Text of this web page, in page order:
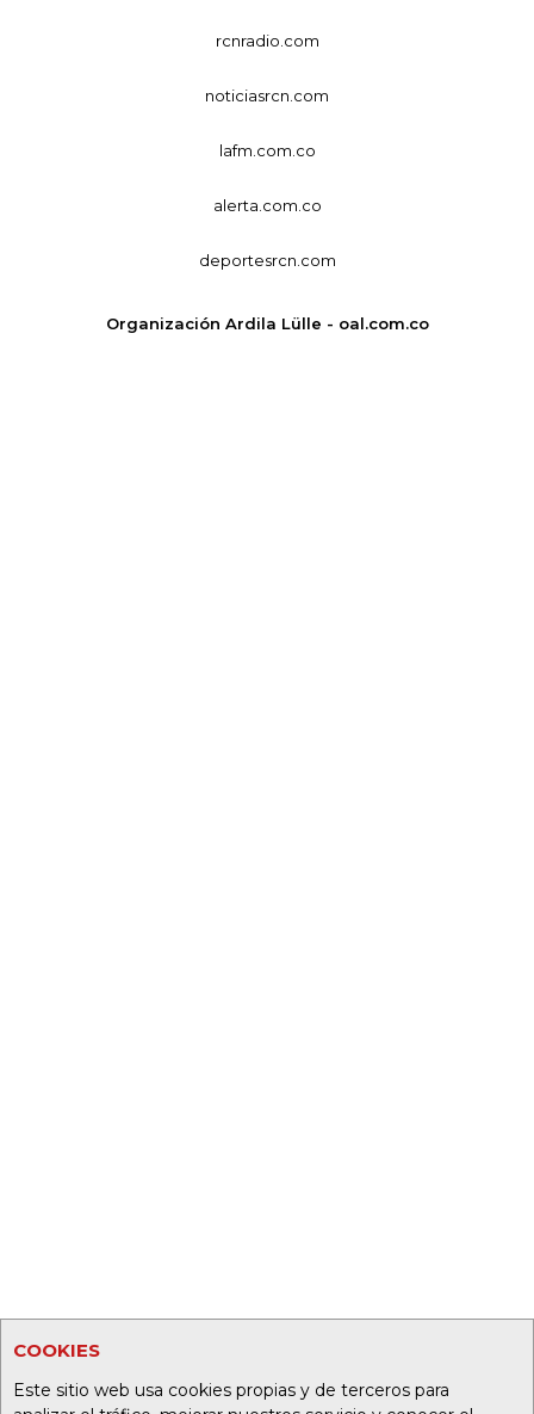
COOKIES
Este sitio web usa cookies propias y de terceros para
rcnradio.com
noticiasrcn.com
lafm.com.co
alerta.com.co
deportesrcn.com
Organización Ardila Lülle - oal.com.co